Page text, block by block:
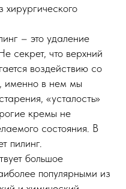
хирургического
– это удаление
секрет, что верхний
воздействию со
именно в нем мы
«усталость»
кремы не
состояния. В
пилинг.
большое
популярными из